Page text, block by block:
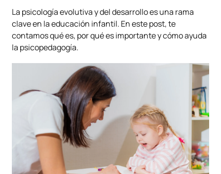
La psicología evolutiva y del desarrollo es una rama
clave en la educación infantil. En este post, te
contamos qué es, por qué es importante y cómo ayuda
la psicopedagogía.